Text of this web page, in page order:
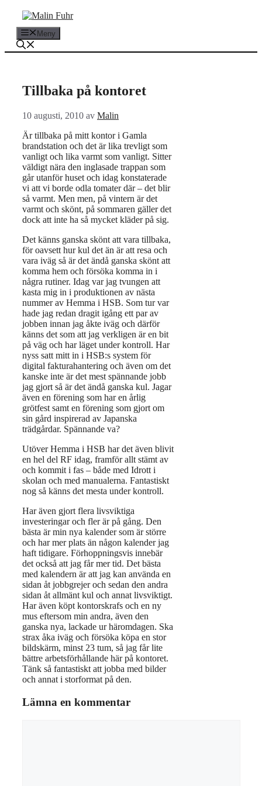
Hoppa
innehåll Meny
Tillbaka på kontoret
10 augusti, 2010 av Malin
Är tillbaka på mitt kontor i Gamla
brandstation och det är lika trevligt som
vanligt och lika varmt som vanligt. Sitter
väldigt nära den inglasade trappan som
går utanför huset och idag konstaterade
vi att vi borde odla tomater där – det blir
så varmt. Men men, på vintern är det
varmt och skönt, på sommaren gäller det
dock att inte ha så mycket kläder på sig.
Det känns ganska skönt att vara tillbaka,
för oavsett hur kul det än är att resa och
vara iväg så är det ändå ganska skönt att
komma hem och försöka komma in i
några rutiner. Idag var jag tvungen att
kasta mig in i produktionen av nästa
nummer av Hemma i HSB. Som tur var
hade jag redan dragit igång ett par av
jobben innan jag åkte iväg och därför
känns det som att jag verkligen är en bit
på väg och har läget under kontroll. Har
nyss satt mitt in i HSB:s system för
digital fakturahantering och även om det
kanske inte är det mest spännande jobb
jag gjort så är det ändå ganska kul. Jagar
även en förening som har en årlig
grötfest samt en förening som gjort om
sin gård inspirerad av Japanska
trädgårdar. Spännande va?
Utöver Hemma i HSB har det även blivit
en hel del RF idag, framför allt stämt av
och kommit i fas – både med Idrott i
skolan och med manualerna. Fantastiskt
nog så känns det mesta under kontroll.
Har även gjort flera livsviktiga
investeringar och fler är på gång. Den
bästa är min nya kalender som är större
och har mer plats än någon kalender jag
haft tidigare. Förhoppningsvis innebär
det också att jag får mer tid. Det bästa
med kalendern är att jag kan använda en
sidan åt jobbgrejer och sedan den andra
sidan åt allmänt kul och annat livsviktigt.
Har även köpt kontorskrafs och en ny
mus eftersom min andra, även den
ganska nya, lackade ur häromdagen. Ska
strax åka iväg och försöka köpa en stor
bildskärm, minst 23 tum, så jag får lite
bättre arbetsförhållande här på kontoret.
Tänk så fantastiskt att jobba med bilder
och annat i storformat på den.
Lämna en kommentar